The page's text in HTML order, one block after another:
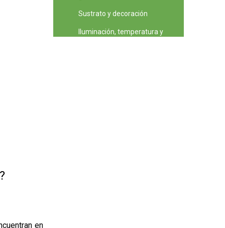
en
Sustrato y decoración
Iluminación, temperatura y